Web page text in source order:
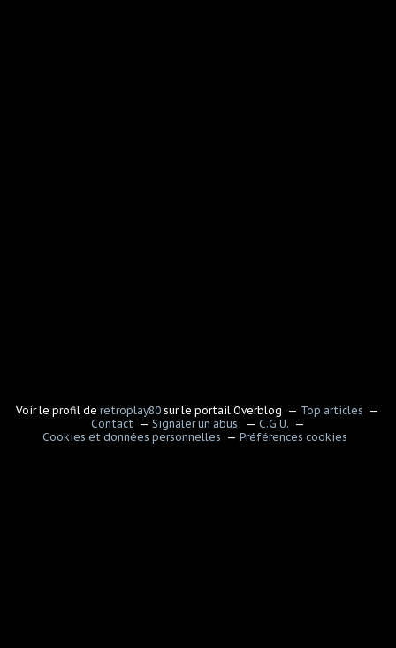
Voir le profil deretroplay80 sur le portail Overblog
Top articles
Contact
Signaler un abus
C.G.U.
Cookies et données personnelles
Préférences cookies